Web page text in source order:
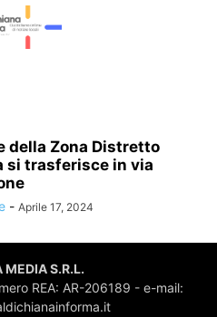
della Zona Distretto
si trasferisce in via
- Aprile 17, 2024
MEDIA S.R.L.
REA: AR-206189 - e-mail: